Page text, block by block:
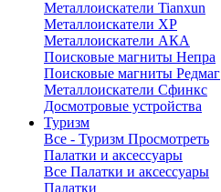
Металлоискатели Tianxun
Металлоискатели XP
Металлоискатели АКА
Поисковые магниты Непра
Поисковые магниты Редмаг
Металлоискатели Сфинкс
Досмотровые устройства
Туризм
Все - Туризм Просмотреть
Палатки и аксессуары
Все Палатки и аксессуары
Палатки